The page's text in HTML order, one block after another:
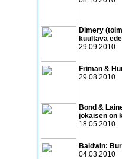
Dimery
kuultava
29.09.2010
Friman &
29.08.2010
Bond &
jokaisen on
18.05.2010
Baldwin:
04.03.2010